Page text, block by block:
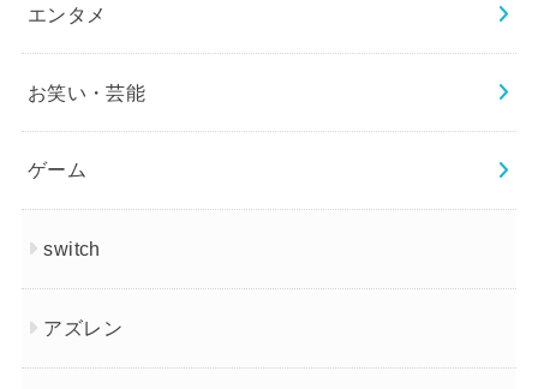
エンタメ
お笑い・芸能
ゲーム
switch
アズレン